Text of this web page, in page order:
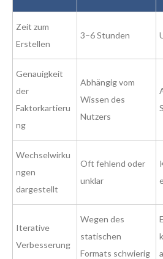
Zeit zum
Erstellen
3–6 Stunden
Genauigkeit
der
Faktorkartieru
ng
Abhängig vom
Wissen des
Nutzers
Wechselwirku
ngen
dargestellt
Oft fehlend oder
unklar
Iterative
Verbesserung
Wegen des
statischen
Formats schwierig